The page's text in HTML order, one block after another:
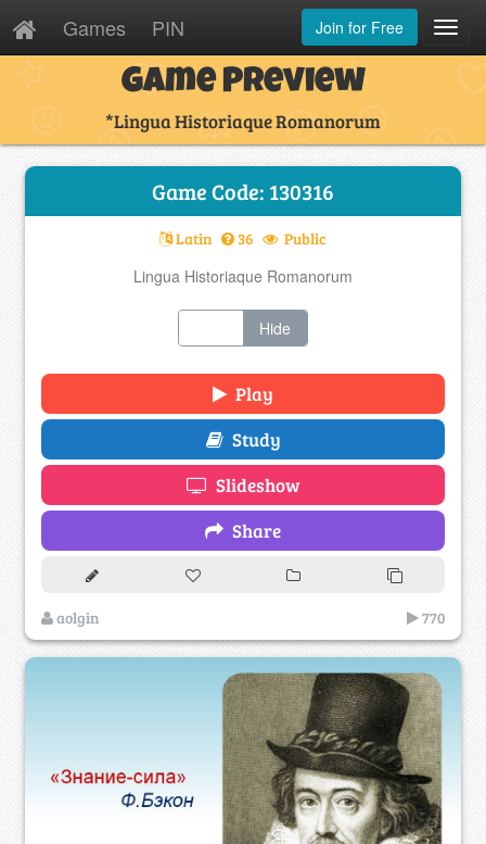
Games PIN Join for Free
Game Preview
*Lingua Historiaque Romanorum
Game Code: 130316
Latin 36 Public
Lingua Historiaque Romanorum
Hide
Play
Study
Slideshow
Share
aolgin 770